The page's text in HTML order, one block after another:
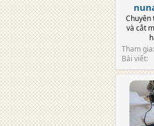
Chuyên
và cắt
Tham gia
Bài viết